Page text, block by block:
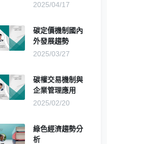
2025/04/17
碳定價機制國內
外發展趨勢
2025/03/27
碳權交易機制與
企業管理應用
2025/02/20
綠色經濟趨勢分
析